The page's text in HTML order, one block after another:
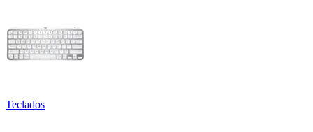
Teclados